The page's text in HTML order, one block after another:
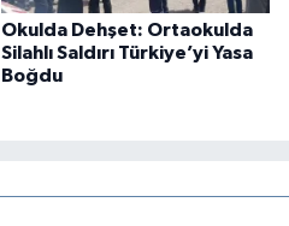
Okulda Dehşet: Ortaokulda
Silahlı Saldırı Türkiye’yi Yasa
Boğdu